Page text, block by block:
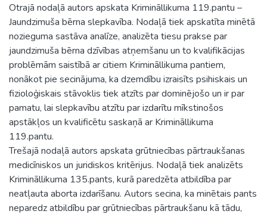
Otrajā nodaļā autors apskata Krimināllikuma 119.pantu –
Jaundzimuša bērna slepkavība. Nodaļā tiek apskatīta minētā
nozieguma sastāva analīze, analizēta tiesu prakse par
jaundzimuša bērna dzīvības atņemšanu un to kvalifikācijas
problēmām saistībā ar citiem Krimināllikuma pantiem,
nonākot pie secinājuma, ka dzemdību izraisīts psihiskais un
fizioloģiskais stāvoklis tiek atzīts par dominējošo un ir par
pamatu, lai slepkavību atzītu par izdarītu mīkstinošos
apstākļos un kvalificētu saskaņā ar Krimināllikuma
119.pantu.
Trešajā nodaļā autors apskata grūtniecības pārtraukšanas
medicīniskos un juridiskos kritērijus. Nodaļā tiek analizēts
Krimināllikuma 135.pants, kurā paredzēta atbildība par
neatļauta aborta izdarīšanu. Autors secina, ka minētais pants
neparedz atbildību par grūtniecības pārtraukšanu kā tādu,